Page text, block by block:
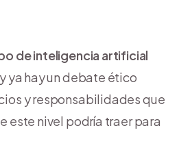
de inteligencia artificial
y ya hay un debate ético
y responsabilidades que
este nivel podría traer para